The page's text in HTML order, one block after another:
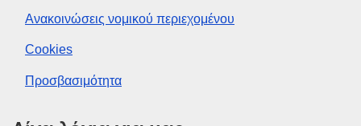
Ανακοινώσεις νομικού περιεχομένου
Cookies
Προσβασιμότητα